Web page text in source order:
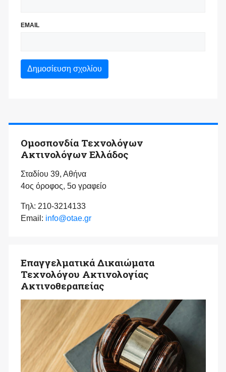
EMAIL
Ομοσπονδία Τεχνολόγων
Ακτινολόγων Ελλάδος
Σταδίου 39, Αθήνα
4ος όροφος, 5ο γραφείο
Τηλ: 210-3214133
Email: info@otae.gr
Επαγγελματικά Δικαιώματα
Τεχνολόγου Ακτινολογίας
Ακτινοθεραπείας